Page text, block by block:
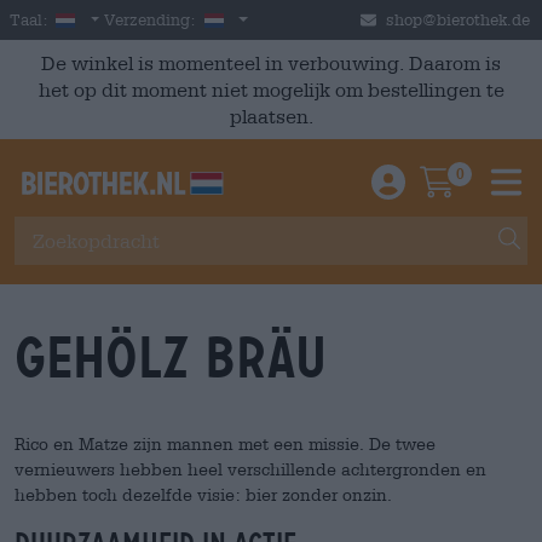
Skip to main content
Taal: Dutch
Verzending: Nederland shop@bierothek.de
De winkel is momenteel in verbouwing. Daarom is
het op dit moment niet mogelijk om bestellingen te
plaatsen.
Einloggen /
0
Gehölz Bräu
Rico en Matze zijn mannen met een missie. De twee
vernieuwers hebben heel verschillende achtergronden en
hebben toch dezelfde visie: bier zonder onzin.